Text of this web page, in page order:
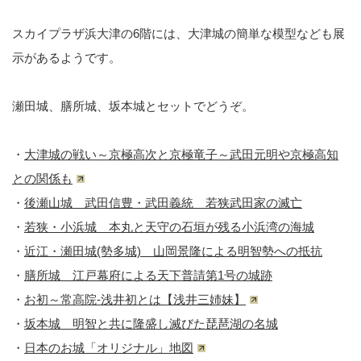
スカイプラザ浜大津の6階には、大津城の簡単な模型なども展
示があるようです。
瀬田城、膳所城、坂本城とセットでどうぞ。
・ 大津城の戦い～京極高次と京極竜子～武田元明や京極高知
との関係も
・ 後瀬山城 武田信豊・武田義統 若狭武田家の滅亡
・ 若狭・小浜城 本丸と天守の石垣が残る小浜湾の海城
・ 近江・瀬田城(勢多城) 山岡景隆による明智勢への抵抗
・ 膳所城 江戸幕府による天下普請第1号の城跡
・ お初～常高院-浅井初とは【浅井三姉妹】
・ 坂本城 明智と共に隆盛し滅びた琵琶湖の名城
・ 日本のお城「オリジナル」地図